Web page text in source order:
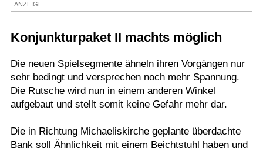
ANZEIGE
Konjunkturpaket II machts möglich
Die neuen Spielsegmente ähneln ihren Vorgängen nur
sehr bedingt und versprechen noch mehr Spannung.
Die Rutsche wird nun in einem anderen Winkel
aufgebaut und stellt somit keine Gefahr mehr dar.
Die in Richtung Michaeliskirche geplante überdachte
Bank soll Ähnlichkeit mit einem Beichtstuhl haben und